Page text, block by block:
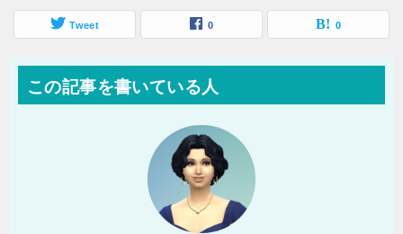
Tweet 0 0
この記事を書いている人